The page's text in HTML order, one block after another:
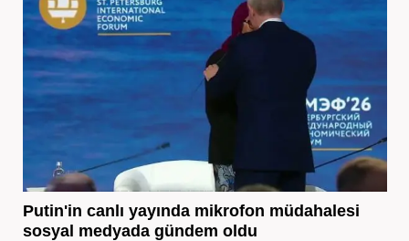
Putin'in canlı yayında mikrofon müdahalesi
sosyal medyada gündem oldu